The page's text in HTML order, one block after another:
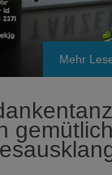
Mehr